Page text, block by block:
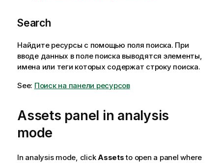
Search
Найдите ресурсы с помощью поля поиска. При
вводе данных в поле поиска выводятся элементы,
имена или теги которых содержат строку поиска.
See: Поиск на панели ресурсов
Assets panel in analysis
mode
In analysis mode, clickAssetsto open a panel where